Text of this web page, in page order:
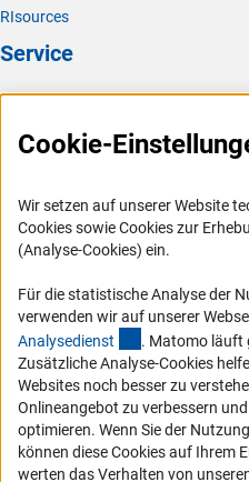
RIsources
Service
Presse
FAQ
Logo und Corporate Design
RSS-Feeds
Vergabeverfahren
Barrierefreiheit
Service und Informationen für
Erklärung zur Barrierefreiheit
Barriere melden
Cookie-
Wir setzen auf unserer Website
Cookies sowie Cookies zur
(Analyse-Cookies) ein.
Für die statistische Analyse der
verwenden wir auf unserer
Analysedienst (externer Link)
. Matomo läuft
Zusätzliche Analyse-Cookies
Websites noch besser zu
Onlineangebot zu verbessern
optimieren. Wenn Sie der
können diese Cookies auf Ihrem
werten das Verhalten von